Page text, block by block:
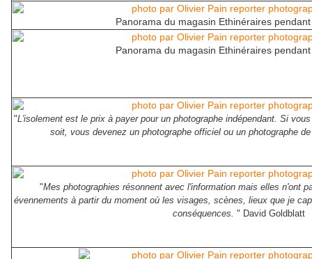
Panorama du magasin Ethinéraires
Panorama du magasin Ethinéraires
"L'isolement est le prix à payer pour un photographe indépendant. Si
soit, vous devenez un photographe officiel ou un photographe de
"Mes photographies résonnent avec l'information mais elles n'ont
évennements à partir du moment où les visages, scènes, lieux que je
conséquences. " David Goldblatt